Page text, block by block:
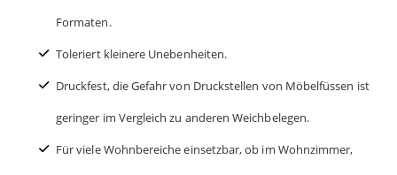
Formaten.
Toleriert kleinere Unebenheiten.
Druckfest, die Gefahr von Druckstellen von Möbelfüssen ist
geringer im Vergleich zu anderen Weichbelegen.
Für viele Wohnbereiche einsetzbar, ob im Wohnzimmer,